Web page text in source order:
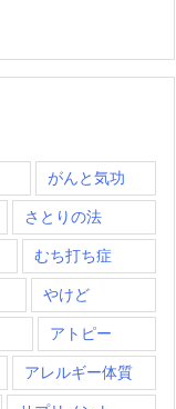
がんと気功
さとりの法
むち打ち症
やけど
アトピー
アレルギー体質